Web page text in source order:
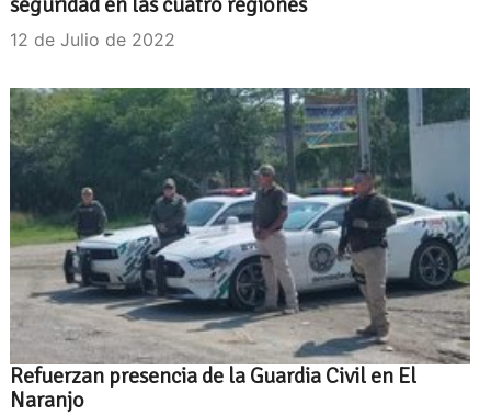
12 de Julio de 2022
Refuerzan presencia de la Guardia Civil en El
Naranjo